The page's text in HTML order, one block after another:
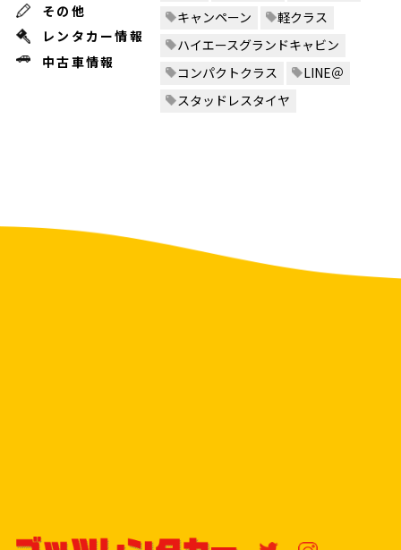
その他
レンタカー情報
中古車情報
キャンペーン
軽クラス
ハイエースグランドキャビン
コンパクトクラス
LINE＠
スタッドレスタイヤ